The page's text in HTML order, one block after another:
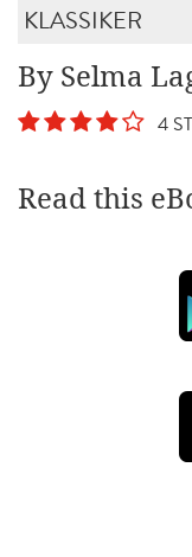
KLASSIKER
By Selma
4
Read this